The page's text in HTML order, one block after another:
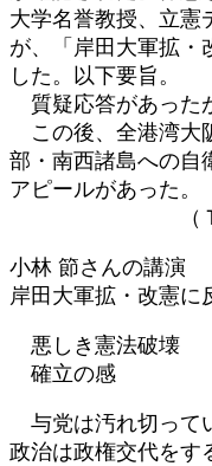
大学名誉教授、立憲
が、「岸田大軍拡・
した。以下要旨。
質疑応答があった
この後、全港湾大
部・南西諸島への自
アピールがあった。
（Ｔ・
小林 節さんの講演
岸田大軍拡・改憲に
悪しき憲法破壊
確立の感
与党は汚れ切って
政治は政権交代をす